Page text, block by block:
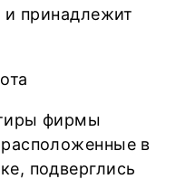
и принадлежит
фирмы
в
подверглись